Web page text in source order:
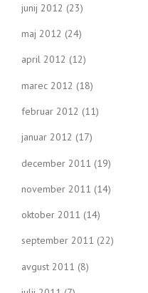
junij 2012 (23)
maj 2012 (24)
april 2012 (12)
marec 2012 (18)
februar 2012 (11)
januar 2012 (17)
december 2011 (19)
november 2011 (14)
oktober 2011 (14)
september 2011 (22)
avgust 2011 (8)